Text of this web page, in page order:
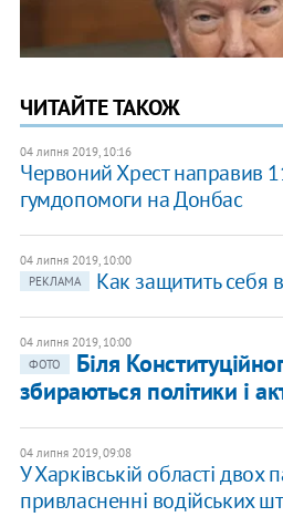
ЧИТАЙТЕ ТАКОЖ
04 липня 2019, 10:16
Червоний Хрест направив
гумдопомоги на Донбас
04 липня 2019, 10:00
РЕКЛАМА
Как защитить себя
04 липня 2019, 10:00
ФОТО
Біля
збираються політики і
04 липня 2019, 09:08
У Харківській області двох
привласненні водійських